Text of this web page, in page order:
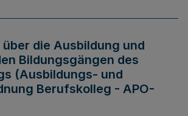
die Ausbildung und
Bildungsgängen des
(Ausbildungs- und
Berufskolleg - APO-